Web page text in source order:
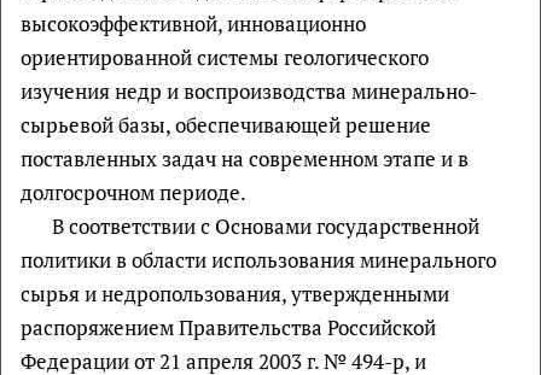
высокоэффективной, инновационно
ориентированной системы геологического
изучения недр и воспроизводства минерально-
сырьевой базы, обеспечивающей решение
поставленных задач на современном этапе и в
долгосрочном периоде.
В соответствии с Основами государственной
политики в области использования минерального
сырья и недропользования, утвержденными
распоряжением Правительства Российской
Федерации от 21 апреля 2003 г. № 494-р, и